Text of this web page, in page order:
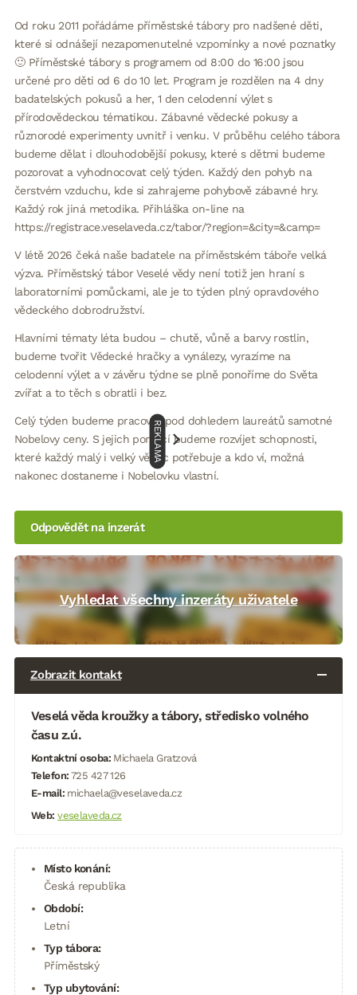
Od roku 2011 pořádáme příměstské tábory pro nadšené děti,
které si odnášejí nezapomenutelné vzpomínky a nové poznatky
🙂 Příměstské tábory s programem od 8:00 do 16:00 jsou
určené pro děti od 6 do 10 let. Program je rozdělen na 4 dny
badatelských pokusů a her, 1 den celodenní výlet s
přírodovědeckou tématikou. Zábavné vědecké pokusy a
různorodé experimenty uvnitř i venku. V průběhu celého tábora
budeme dělat i dlouhodobější pokusy, které s dětmi budeme
pozorovat a vyhodnocovat celý týden. Každý den pohyb na
čerstvém vzduchu, kde si zahrajeme pohybově zábavné hry.
Každý rok jiná metodika. Přihláška on-line na
https://registrace.veselaveda.cz/tabor/?region=&city=&camp=
V létě 2026 čeká naše badatele na příměstském táboře velká
výzva. Příměstský tábor Veselé vědy není totiž jen hraní s
laboratorními pomůckami, ale je to týden plný opravdového
vědeckého dobrodružství.
Hlavními tématy léta budou – chutě, vůně a barvy rostlin,
budeme tvořit Vědecké hračky a vynálezy, vyrazíme na
celodenní výlet a v závěru týdne se plně ponoříme do Světa
zvířat a to těch s obratli i bez.
Celý týden budeme pracovat pod dohledem laureátů samotné
Nobelovy ceny. S jejich pomocí budeme rozvíjet schopnosti,
které každý malý i velký vědec potřebuje a kdo ví, možná
nakonec dostaneme i Nobelovku vlastní.
Odpovědět na inzerát
Vyhledat všechny inzeráty uživatele
Zobrazit kontakt
Veselá věda kroužky a tábory, středisko volného
času z.ú.
Kontaktní osoba:Michaela Gratzová
Telefon: 725 427 126
E-mail: michaela@veselaveda.cz
Web: veselaveda.cz
Místo konání:
Česká republika
Období:
Letní
Typ tábora:
Příměstský
Typ ubytování:
REKLAMA